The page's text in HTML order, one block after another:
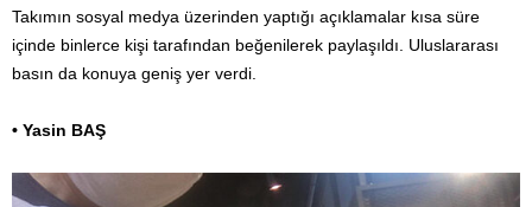
Takımın sosyal medya üzerinden yaptığı açıklamalar kısa süre
içinde binlerce kişi tarafından beğenilerek paylaşıldı. Uluslararası
basın da konuya geniş yer verdi.
• Yasin BAŞ